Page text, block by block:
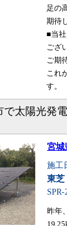
足の
期待
■当
ござ
ご期
これ
す。
で太陽光発
宮城
施工
東芝
昨年